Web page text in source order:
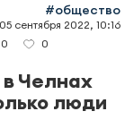
#общество
05 сентября 2022, 10:16
0 0
Челнах
люди